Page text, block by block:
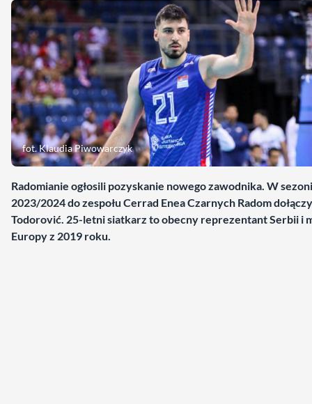
fot. Klaudia Piwowarczyk
Radomianie ogłosili pozyskanie nowego zawodnika. W
2023/2024 do zespołu Cerrad Enea Czarnych Radom
Todorović. 25-letni siatkarz to obecny reprezentant Serbii i
Europy z 2019 roku.